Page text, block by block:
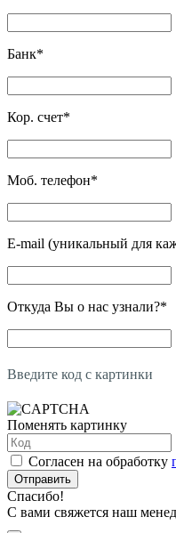
Банк*
Кор. счет*
Моб. телефон*
E-mail (уникальный для
Откуда Вы о нас узнали?*
Введите код с картинки
Поменять картинку
Согласен на обработку
Отправить
Спасибо!
С вами свяжется наш